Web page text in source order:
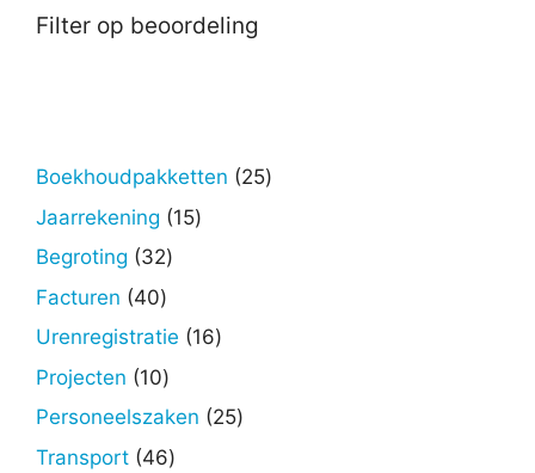
Filter op beoordeling
Boekhoudpakketten 2525
Jaarrekening 1515
Begroting 3232
Facturen 4040
producten
Urenregistratie 1616
Projecten 1010
producten
Personeelszaken 2525
Transport 4646